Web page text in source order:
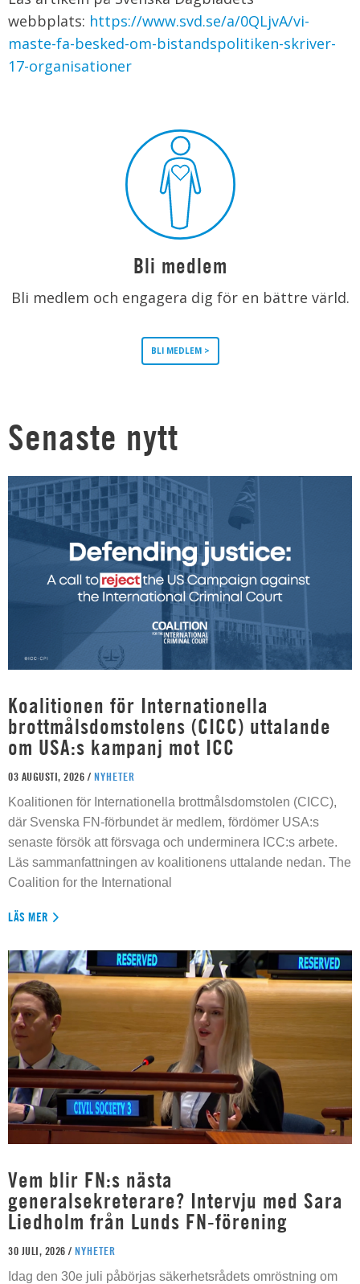
webbplats: https://www.svd.se/a/0QLjvA/vi-
maste-fa-besked-om-bistandspolitiken-skriver-
17-organisationer
Bli medlem
Bli medlem och engagera dig för en bättre värld.
BLI MEDLEM >
Senaste nytt
Koalitionen för Internationella
brottmålsdomstolens (CICC) uttalande
om USA:s kampanj mot ICC
03 AUGUSTI, 2026 / NYHETER
Koalitionen för Internationella brottmålsdomstolen (CICC),
där Svenska FN-förbundet är medlem, fördömer USA:s
senaste försök att försvaga och underminera ICC:s arbete.
Läs sammanfattningen av koalitionens uttalande nedan. The
Coalition for the International
LÄS MER
Vem blir FN:s nästa
generalsekreterare? Intervju med Sara
Liedholm från Lunds FN-förening
30 JULI, 2026 / NYHETER
Idag den 30e juli påbörjas säkerhetsrådets omröstning om